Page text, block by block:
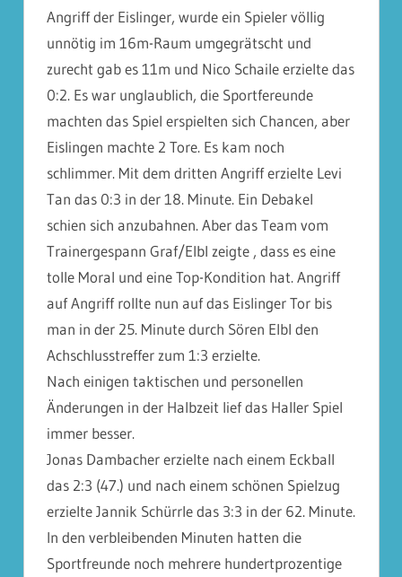
Angriff der Eislinger, wurde ein Spieler völlig
unnötig im 16m-Raum umgegrätscht und
zurecht gab es 11m und Nico Schaile erzielte das
0:2. Es war unglaublich, die Sportfereunde
machten das Spiel erspielten sich Chancen, aber
Eislingen machte 2 Tore. Es kam noch
schlimmer. Mit dem dritten Angriff erzielte Levi
Tan das 0:3 in der 18. Minute. Ein Debakel
schien sich anzubahnen. Aber das Team vom
Trainergespann Graf/Elbl zeigte , dass es eine
tolle Moral und eine Top-Kondition hat. Angriff
auf Angriff rollte nun auf das Eislinger Tor bis
man in der 25. Minute durch Sören Elbl den
Achschlusstreffer zum 1:3 erzielte.
Nach einigen taktischen und personellen
Änderungen in der Halbzeit lief das Haller Spiel
immer besser.
Jonas Dambacher erzielte nach einem Eckball
das 2:3 (47.) und nach einem schönen Spielzug
erzielte Jannik Schürrle das 3:3 in der 62. Minute.
In den verbleibenden Minuten hatten die
Sportfreunde noch mehrere hundertprozentige